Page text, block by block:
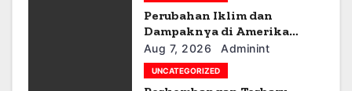
Perubahan Iklim dan
Dampaknya di Amerika
Latin
Aug 7, 2026 Adminint
UNCATEGORIZED